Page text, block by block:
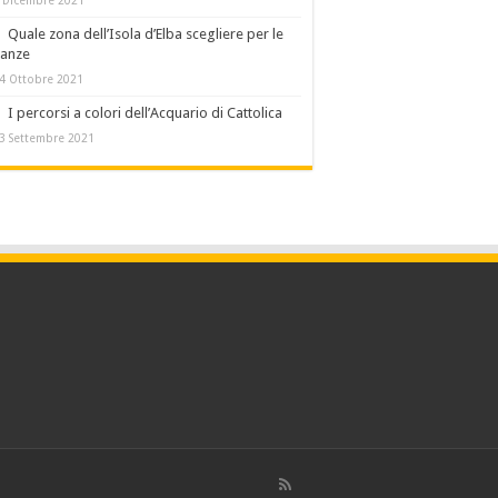
Quale zona dell’Isola d’Elba scegliere per le
Ottobre 2021
I percorsi a colori dell’Acquario di Cattolica
Settembre 2021